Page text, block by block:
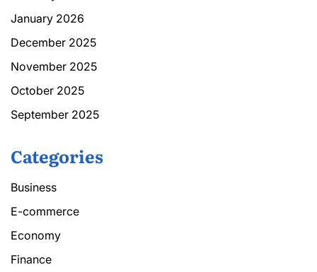
January 2026
December 2025
November 2025
October 2025
September 2025
Categories
Business
E-commerce
Economy
Finance